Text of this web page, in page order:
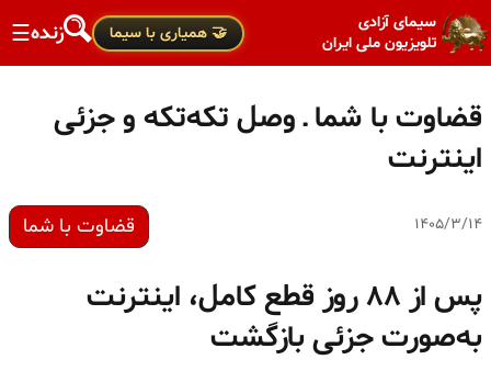
سیمای آزادی
تلویزیون ملی ایران
🤝 همیاری با سیما زنده☰
قضاوت با شما ـ وصل تکه‌تکه و جزئی
اینترنت
۱۴۰۵/۳/۱۴ قضاوت با شما
پس از ۸۸ روز قطع کامل، اینترنت
به‌صورت جزئی بازگشت